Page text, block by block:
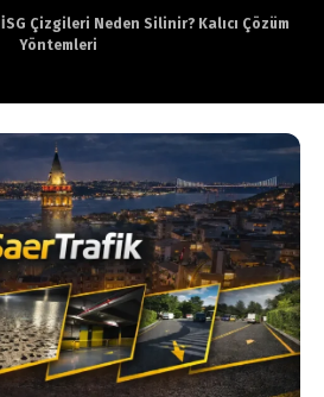
İSG Çizgileri Neden Silinir? Kalıcı Çözüm
Yöntemleri